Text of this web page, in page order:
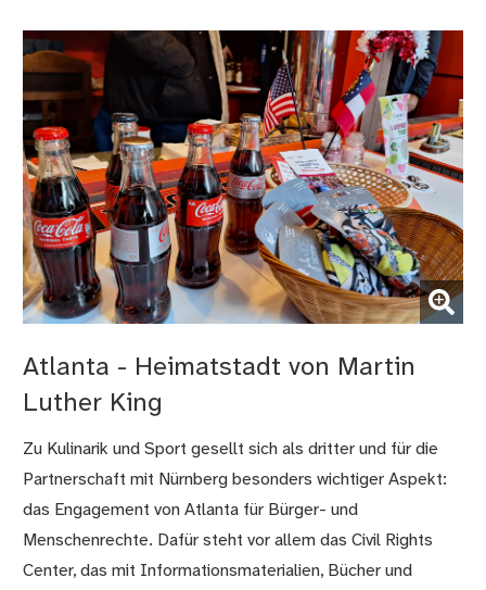
(Bild vergrößern)
Atlanta - Heimatstadt von Martin
Luther King
Zu Kulinarik und Sport gesellt sich als dritter und für die
Partnerschaft mit Nürnberg besonders wichtiger Aspekt:
das Engagement von Atlanta für Bürger- und
Menschenrechte. Dafür steht vor allem das Civil Rights
Center, das mit Informationsmaterialien, Bücher und